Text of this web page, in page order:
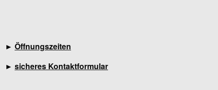
► Öffnungszeiten
► sicheres Kontaktformular